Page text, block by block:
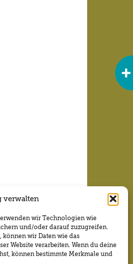
verwalten
wir Technologien wie
und/oder darauf zuzugreifen.
können wir Daten wie das
Website verarbeiten. Wenn du deine
können bestimmte Merkmale und